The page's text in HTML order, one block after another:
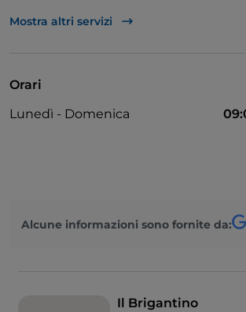
Bancomat
Mostra altri servizi
Orari
Lunedì - Domenica
Alcune informazioni sono fornite da:
Il Brigantino